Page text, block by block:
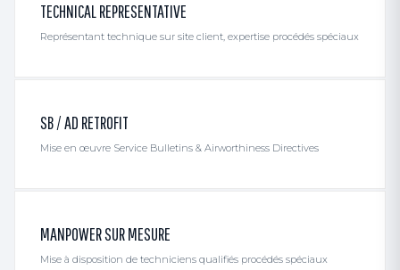
TECHNICAL REPRESENTATIVE
Représentant technique sur site client, expertise procédés spéciaux
SB / AD RETROFIT
Mise en œuvre Service Bulletins & Airworthiness Directives
MANPOWER SUR MESURE
Mise à disposition de techniciens qualifiés procédés spéciaux